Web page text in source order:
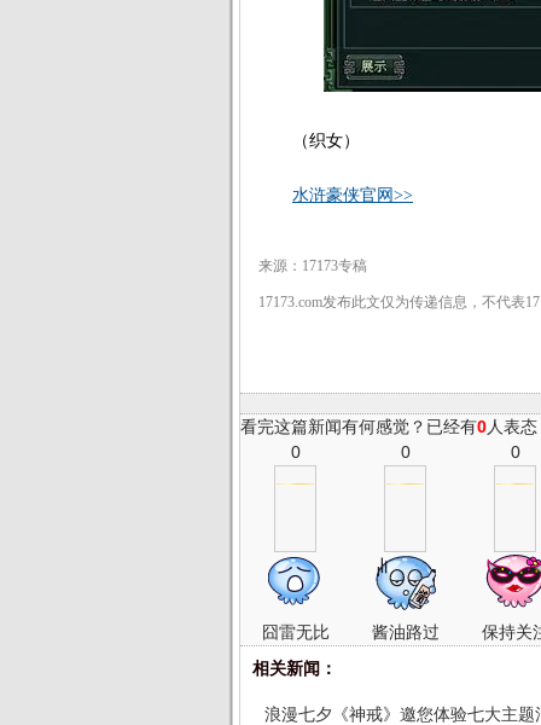
（织女）
水浒豪侠官网>>
来源：17173专稿
17173.com发布此文仅为传递信息，不代表
看完这篇新闻有何感觉？已经有0人表态
0
囧雷无比
0
酱油路过
0
保持关
相关新闻：
浪漫七夕《神戒》邀您体验七大主题